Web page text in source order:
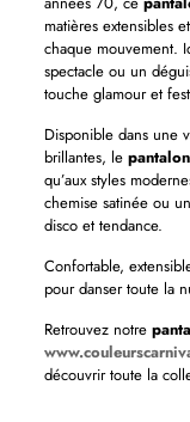
matières extensibles
chaque mouvement.
spectacle ou un
touche glamour et
Disponible dans une
brillantes, le
qu’aux styles
chemise satinée ou
disco et tendance.
Confortable,
pour danser toute la
Retrouvez notre
découvrir toute la